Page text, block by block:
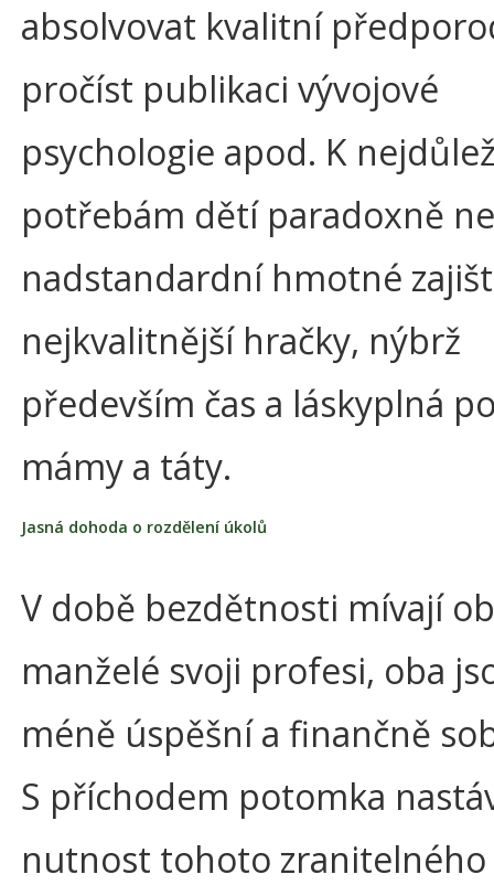
absolvovat kvalitní
pročíst publikaci vývojové
psychologie apod. K
potřebám dětí paradoxně
nadstandardní hmotné
nejkvalitnější hračky, nýbrž
především čas a láskyplná
mámy a táty.
Jasná dohoda o rozdělení úkolů
V době bezdětnosti mívají
manželé svoji profesi, oba
méně úspěšní a finančně
S příchodem potomka
nutnost tohoto